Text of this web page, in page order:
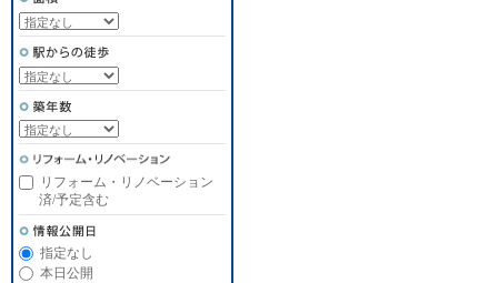
リフォーム・リノベーション
済/予定含む
指定なし
本日公開